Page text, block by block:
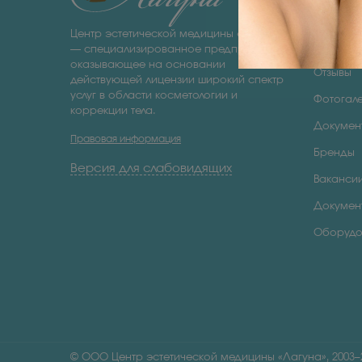
Центр эстетической медицины «Лагуна»
— специализированное предприятие,
оказывающее на основании
действующей лицензии широкий спектр
услуг в области косметологии и
коррекции тела.
Правовая информация
Версия для слабовидящих
Отзывы
Бренды
© ООО Центр эстетической медицины «Лагуна»,